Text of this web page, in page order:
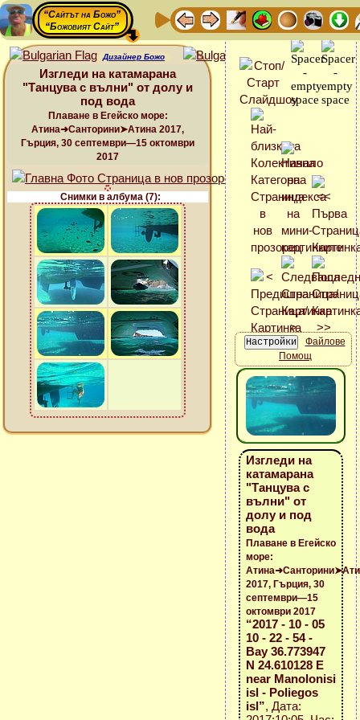
“Сайтът на Божо”
“Божовият Сайт”
Дизайнер Божо
Изгледи на катамарана
"Танцува с вълни" от долу и
под вода
Плаване в Егейско море:
Атина➜Санторини➤Атина 2017,
Гърция, 30 септември—15 октомври
2017
Снимки в албума (7):
Файлове
Помощ
Изгледи на
катамарана
"Танцува с
вълни" от
долу и под
вода
Плаване в Егейско
море:
2017, Гърция, 30
септември—15
октомври 2017
“2017 - 10 - 05
10 - 22 - 54 -
Bay 36.773947
N 24.610128 E
near Manolonisi
isl - Poliegos
isl”, Дата: